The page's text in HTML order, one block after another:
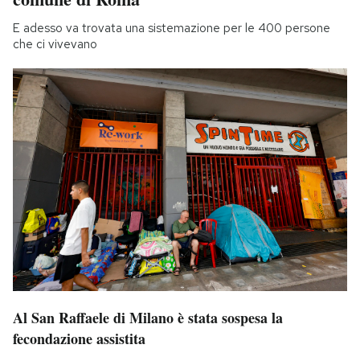
E adesso va trovata una sistemazione per le 400 persone
che ci vivevano
Al San Raffaele di Milano è stata sospesa la
fecondazione assistita